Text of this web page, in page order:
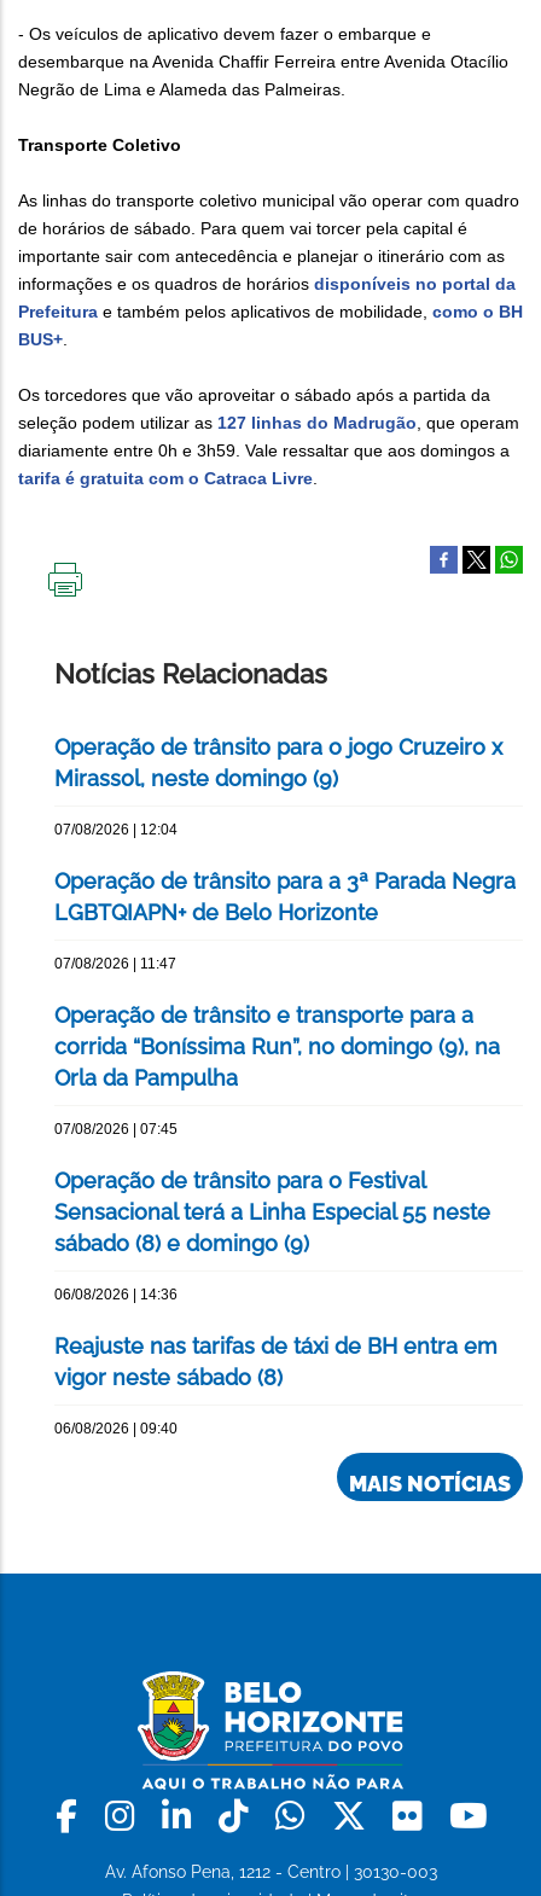
- Os veículos de aplicativo devem fazer o embarque e
desembarque na Avenida Chaffir Ferreira entre Avenida Otacílio
Negrão de Lima e Alameda das Palmeiras.
Transporte Coletivo
As linhas do transporte coletivo municipal vão operar com quadro
de horários de sábado. Para quem vai torcer pela capital é
importante sair com antecedência e planejar o itinerário com as
informações e os quadros de horários disponíveis no portal da
Prefeitura e também pelos aplicativos de mobilidade, como o BH
BUS+.
Os torcedores que vão aproveitar o sábado após a partida da
seleção podem utilizar as 127 linhas do Madrugão, que operam
diariamente entre 0h e 3h59. Vale ressaltar que aos domingos a
tarifa é gratuita com o Catraca Livre.
Notícias Relacionadas
Operação de trânsito para o jogo Cruzeiro x
Mirassol, neste domingo (9)
07/08/2026 | 12:04
Operação de trânsito para a 3ª Parada Negra
LGBTQIAPN+ de Belo Horizonte
07/08/2026 | 11:47
Operação de trânsito e transporte para a
corrida “Boníssima Run”, no domingo (9), na
Orla da Pampulha
07/08/2026 | 07:45
Operação de trânsito para o Festival
Sensacional terá a Linha Especial 55 neste
sábado (8) e domingo (9)
06/08/2026 | 14:36
Reajuste nas tarifas de táxi de BH entra em
vigor neste sábado (8)
06/08/2026 | 09:40
MAIS NOTÍCIAS
Facebook
Instagram
LinkedinTiktokWhatsapp
X Flickr
Av. Afonso Pena, 1212 - Centro | 30130-003